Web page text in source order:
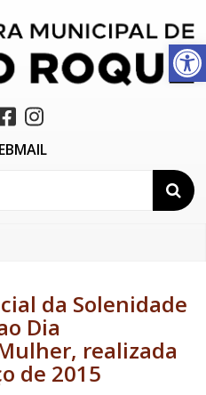
Abrir a barra de ferramentas
da Solenidade
Dia
realizada
de 2015